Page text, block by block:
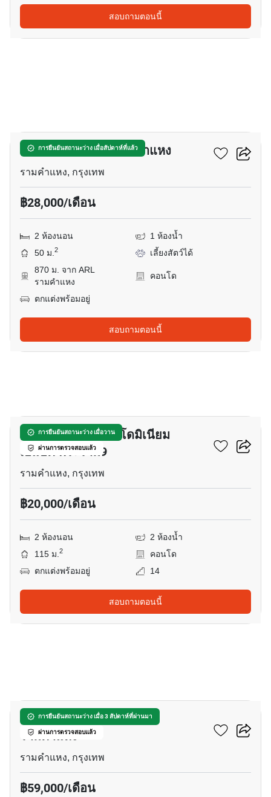
สอบถามตอนนี้
การยืนยันสถานะว่าง เมื่อสัปดาห์ที่แล้ว
เมทริส พระราม 9-รามคำแหง
รามคำแหง, กรุงเทพ
฿28,000/เดือน
2 ห้องนอน
1 ห้องน้ำ
50 ม.2
เลี้ยงสัตว์ได้
870 ม. จาก ARL
รามคำแหง
คอนโด
ตกแต่งพร้อมอยู่
สอบถามตอนนี้
การยืนยันสถานะว่าง เมื่อวาน
ผ่านการตรวจสอบแล้ว
อินสไปร์ เพลส คอนโดมิเนียม
เอแบค พระราม9
รามคำแหง, กรุงเทพ
฿20,000/เดือน
2 ห้องนอน
2 ห้องน้ำ
115 ม.2
คอนโด
ตกแต่งพร้อมอยู่
14
สอบถามตอนนี้
การยืนยันสถานะว่าง เมื่อ 3 สัปดาห์ที่ผ่านมา
ผ่านการตรวจสอบแล้ว
ทาวน์เฮ้าส์ 8-ห้องนอน ใกล้
รามคำแหง
รามคำแหง, กรุงเทพ
฿59,000/เดือน